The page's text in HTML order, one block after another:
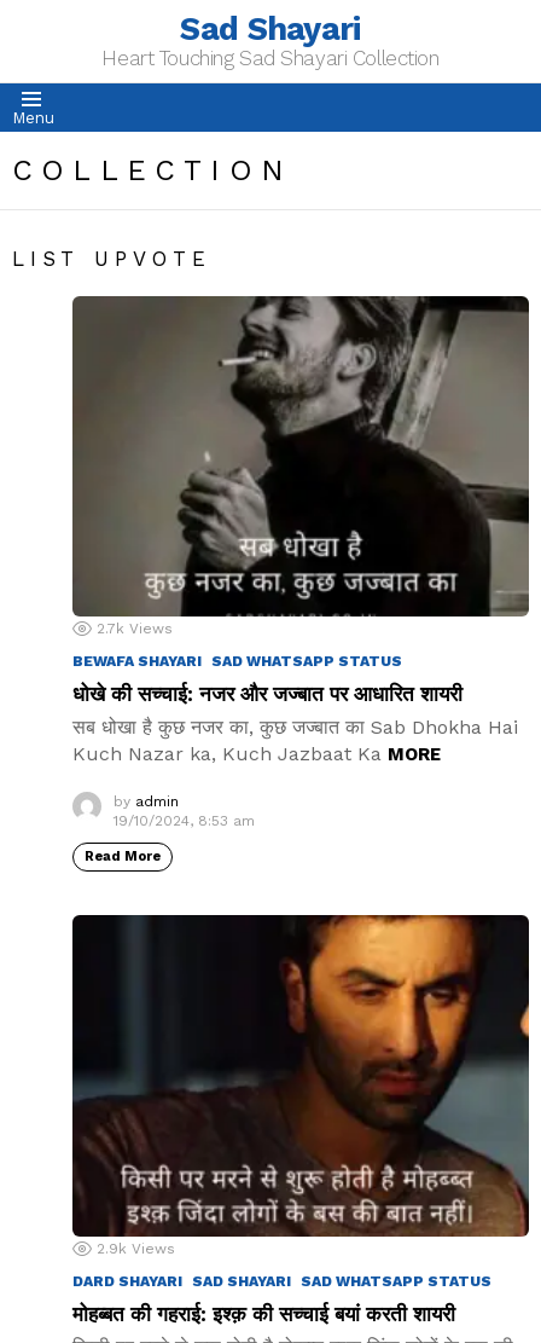
Sad Shayari
Heart Touching Sad Shayari Collection
Menu
COLLECTION
LIST UPVOTE
2.7k Views
BEWAFA SHAYARI SAD WHATSAPP STATUS
धोखे की सच्चाई: नजर और जज्बात पर आधारित शायरी
सब धोखा है कुछ नजर का, कुछ जज्बात का Sab Dhokha Hai
Kuch Nazar ka, Kuch Jazbaat Ka MORE
by admin
19/10/2024, 8:53 am
Read More
2.9k Views
DARD SHAYARI SAD SHAYARI SAD WHATSAPP STATUS
मोहब्बत की गहराई: इश्क़ की सच्चाई बयां करती शायरी